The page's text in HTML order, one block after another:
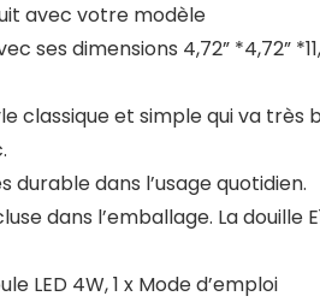
avec votre modèle
ses dimensions 4,72” *4,72”
classique et simple qui va
durable dans l’usage quotidien.
dans l’emballage. La
LED 4W, 1 x Mode d’emploi